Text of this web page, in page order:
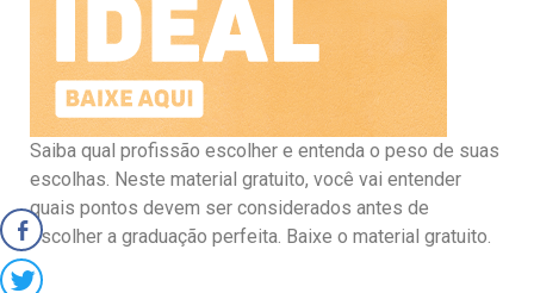
Saiba qual profissão escolher e entenda o peso de suas
escolhas. Neste material gratuito, você vai entender
quais pontos devem ser considerados antes de
escolher a graduação perfeita. Baixe o material gratuito.